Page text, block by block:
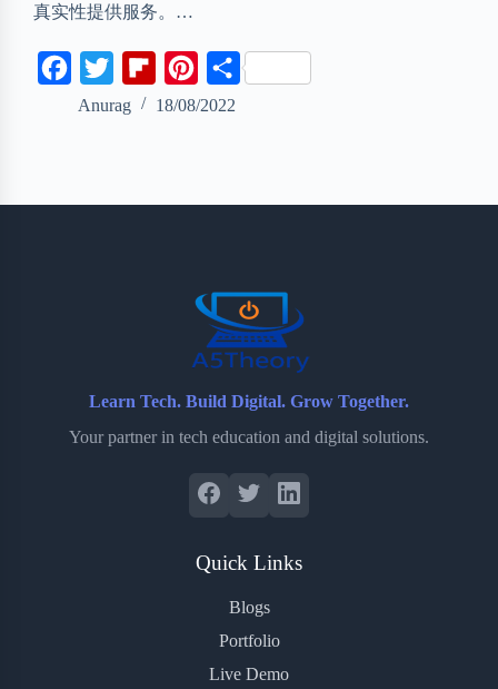
真实性提供服务。…
b
w
t
l
b
i
e
s
S
e
Anurag 18/08/2022
Learn Tech. Build Digital. Grow Together.
Your partner in tech education and digital solutions.
Quick Links
Blogs
Portfolio
Live Demo